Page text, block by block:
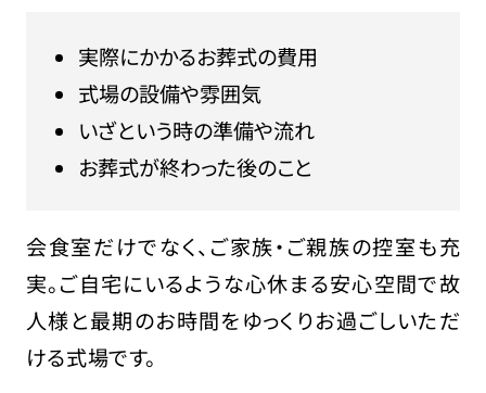
実際にかかるお葬式の費用
式場の設備や雰囲気
いざという時の準備や流れ
お葬式が終わった後のこと
会食室だけでなく、ご家族・ご親族の控室も充
実。ご自宅にいるような心休まる安心空間で故
人様と最期のお時間をゆっくりお過ごしいただ
ける式場です。